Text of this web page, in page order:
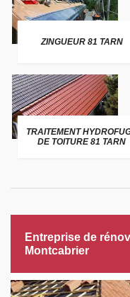
ZINGUEUR 81 TARN
TRAITEMENT
DE TOITURE 81 TARN
Entreprise de
Montcabrier